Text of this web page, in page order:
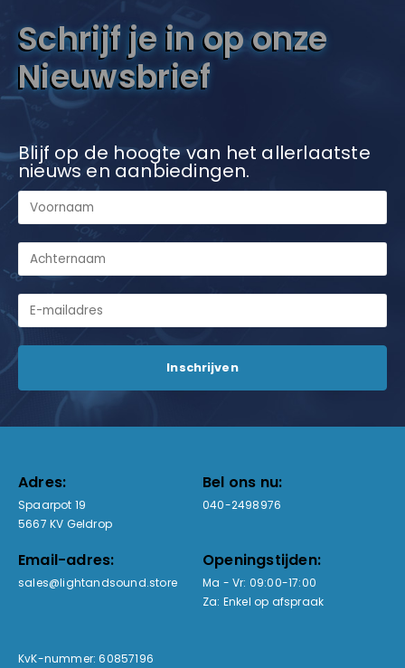
Schrijf je in op onze
Nieuwsbrief
Blijf op de hoogte van het allerlaatste
nieuws en aanbiedingen.
Adres:
Spaarpot 19
5667 KV Geldrop
Bel ons nu:
040-2498976
Email-adres:
sales@lightandsound.store
Openingstijden:
Ma - Vr: 09:00-17:00
Za: Enkel op afspraak
KvK-nummer: 60857196